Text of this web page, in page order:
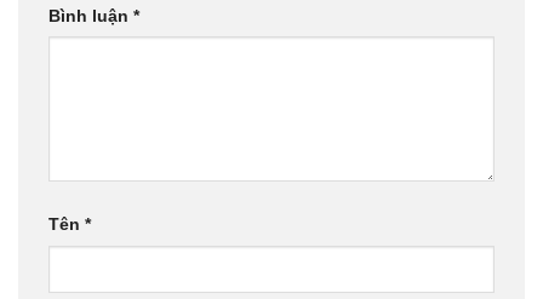
Bình luận *
Tên *